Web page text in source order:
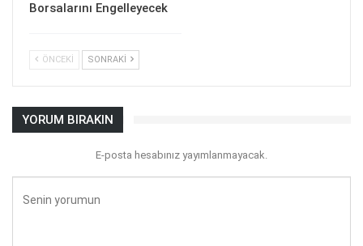
Borsalarını Engelleyecek
ÖNCEKI SONRAKI
YORUM BIRAKIN
E-posta hesabınız yayımlanmayacak.